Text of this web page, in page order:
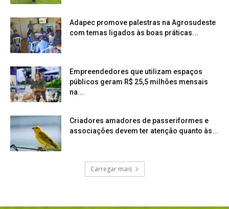
Adapec promove palestras na Agrosudeste
com temas ligados às boas práticas...
Empreendedores que utilizam espaços
públicos geram R$ 25,5 milhões mensais
na...
Criadores amadores de passeriformes e
associações devem ter atenção quanto às...
Carregar mais